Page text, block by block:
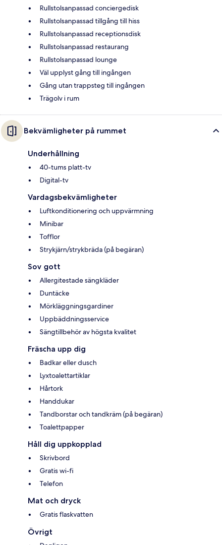
Rullstolsanpassad conciergedisk
Rullstolsanpassad tillgång till hiss
Rullstolsanpassad receptionsdisk
Rullstolsanpassad restaurang
Rullstolsanpassad lounge
Väl upplyst gång till ingången
Gång utan trappsteg till ingången
Trägolv i rum
Bekvämligheter på rummet
Underhållning
40-tums platt-tv
Digital-tv
Vardagsbekvämligheter
Luftkonditionering och uppvärmning
Minibar
Tofflor
Strykjärn/strykbräda (på begäran)
Sov gott
Allergitestade sängkläder
Duntäcke
Mörkläggningsgardiner
Uppbäddningsservice
Sängtillbehör av högsta kvalitet
Fräscha upp dig
Badkar eller dusch
Lyxtoalettartiklar
Hårtork
Handdukar
Tandborstar och tandkräm (på begäran)
Toalettpapper
Håll dig uppkopplad
Skrivbord
Gratis wi-fi
Telefon
Mat och dryck
Gratis flaskvatten
Övrigt